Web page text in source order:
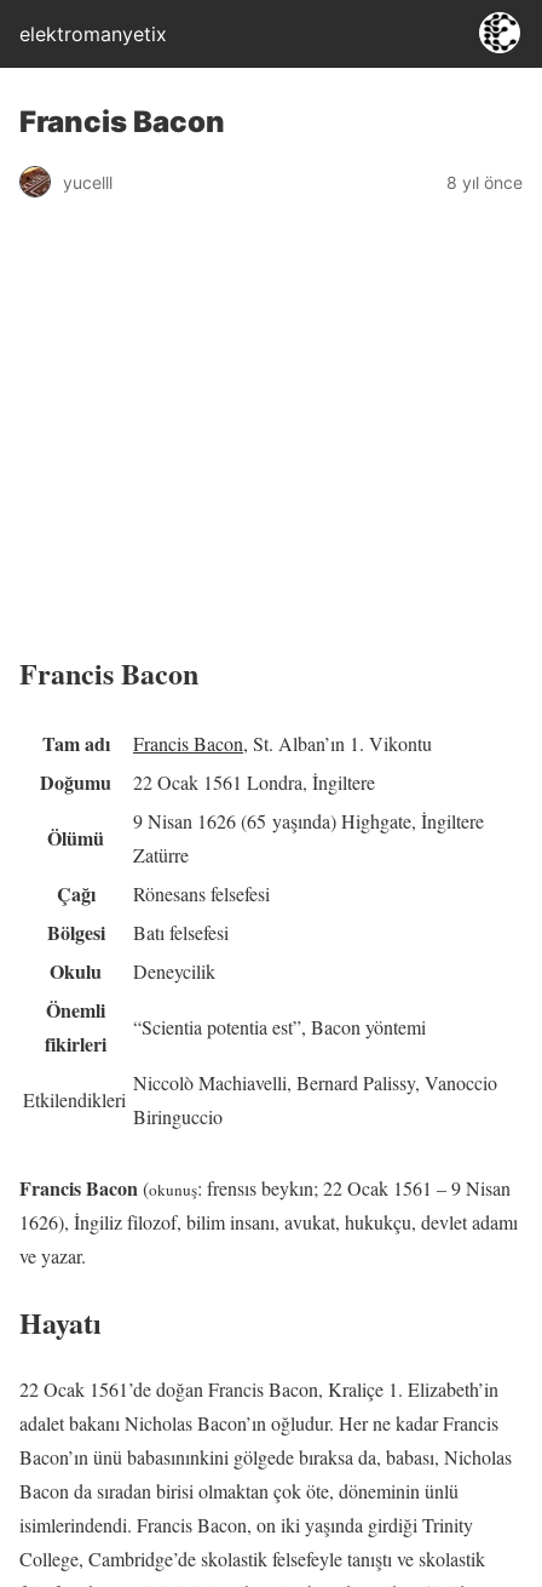
elektromanyetix
Francis Bacon
yucelll 8 yıl önce
Francis Bacon
Tam adı Francis Bacon, St. Alban’ın 1. Vikontu
Doğumu 22 Ocak 1561 Londra, İngiltere
Ölümü
9 Nisan 1626 (65 yaşında) Highgate, İngiltere
Zatürre
Çağı Rönesans felsefesi
Bölgesi Batı felsefesi
Okulu Deneycilik
Önemli
fikirleri
“Scientia potentia est”, Bacon yöntemi
Etkilendikleri
Niccolò Machiavelli, Bernard Palissy, Vanoccio
Biringuccio
Francis Bacon(okunuş: frensıs beykın; 22 Ocak 1561 – 9 Nisan
1626), İngiliz filozof, bilim insanı, avukat, hukukçu, devlet adamı
ve yazar.
Hayatı
22 Ocak 1561’de doğan Francis Bacon, Kraliçe 1. Elizabeth’in
adalet bakanı Nicholas Bacon’ın oğludur. Her ne kadar Francis
Bacon’ın ünü babasınınkini gölgede bıraksa da, babası, Nicholas
Bacon da sıradan birisi olmaktan çok öte, döneminin ünlü
isimlerindendi. Francis Bacon, on iki yaşında girdiği Trinity
College, Cambridge’de skolastik felsefeyle tanıştı ve skolastik